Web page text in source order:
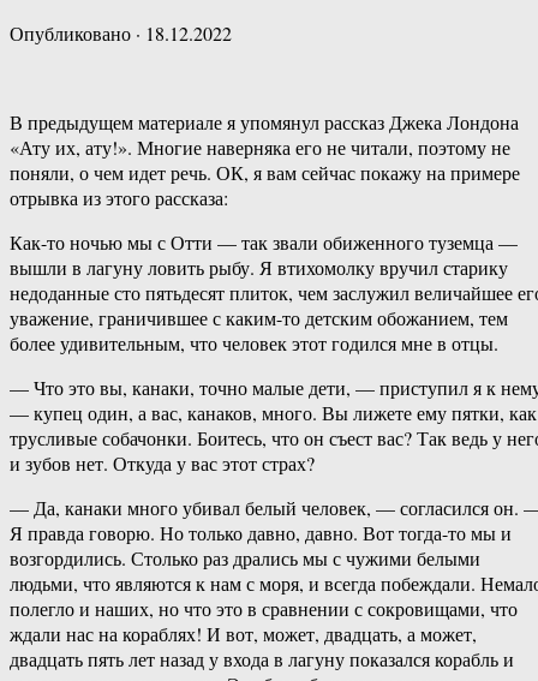
Опубликовано · 18.12.2022
В предыдущем материале я упомянул рассказ Джека Лондона
«Ату их, ату!». Многие наверняка его не читали, поэтому не
поняли, о чем идет речь. ОК, я вам сейчас покажу на примере
отрывка из этого рассказа:
Как-то ночью мы с Отти — так звали обиженного туземца —
вышли в лагуну ловить рыбу. Я втихомолку вручил старику
недоданные сто пятьдесят плиток, чем заслужил величайшее
уважение, граничившее с каким-то детским обожанием, тем
более удивительным, что человек этот годился мне в отцы.
— Что это вы, канаки, точно малые дети, — приступил я к
— купец один, а вас, канаков, много. Вы лижете ему пятки, как
трусливые собачонки. Боитесь, что он съест вас? Так ведь у
и зубов нет. Откуда у вас этот страх?
— Да, канаки много убивал белый человек, — согласился он.
Я правда говорю. Но только давно, давно. Вот тогда-то мы и
возгордились. Столько раз дрались мы с чужими белыми
людьми, что являются к нам с моря, и всегда побеждали.
полегло и наших, но что это в сравнении с сокровищами, что
ждали нас на кораблях! И вот, может, двадцать, а может,
двадцать пять лет назад у входа в лагуну показался корабль и